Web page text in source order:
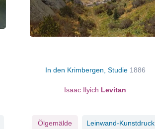
In den Krimbergen, Studie 1886
Isaac Ilyich Levitan
Ölgemälde
Leinwand-Kunstdruck